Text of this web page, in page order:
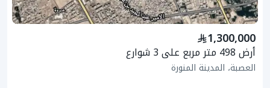
1,300,000
أرض 498 متر مربع على 3 شوارع
العصبة، المدينة المنورة